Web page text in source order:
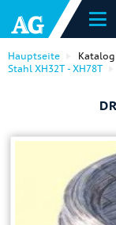
Hauptseite Katalog
Stahl ХН32Т - ХН78Т